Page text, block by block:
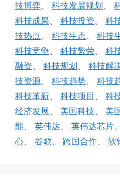
技博弈、 科技发展规划 、
科技成果、 科技投资、 科
技热点、 科技生态、 科技
科技竞争、 科技繁荣、 科
融资、 科技规划 、 科技解
技资源、 科技趋势、 科技
科技革新、 科技项目 、 科
经济发展、 美国科技、 美
能、 英伟达、 英伟达芯片、
心、 谷歌、 跨国合作、 软